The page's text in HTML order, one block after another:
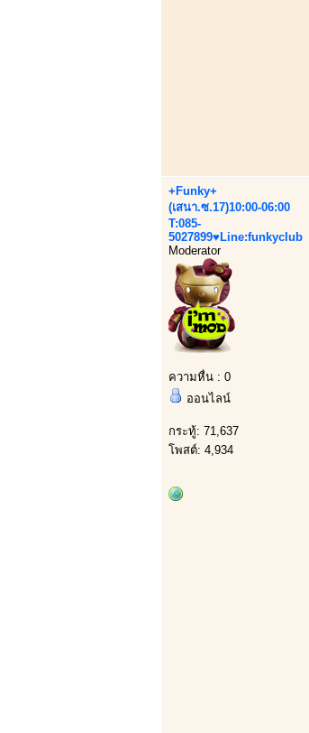
+Funky+
(เสนา.ซ.17)10:00-06:00
T:085-
5027899♥Line:funkyclub
Moderator
ความหื่น : 0
ออนไลน์
กระทู้: 71,637
โพสต์: 4,934